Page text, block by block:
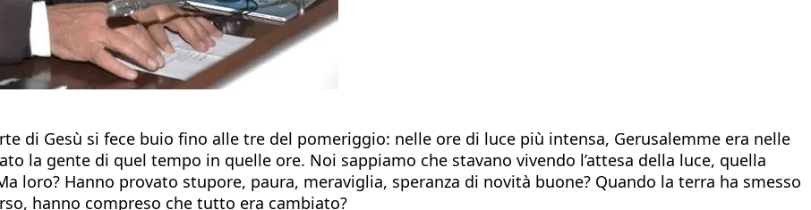
di Gesù si fece buio fino alle tre del pomeriggio: nelle ore di luce più intensa, Gerusalemme era nelle
la gente di quel tempo in quelle ore. Noi sappiamo che stavano vivendo l’attesa della luce, quella
loro? Hanno provato stupore, paura, meraviglia, speranza di novità buone? Quando la terra ha smesso
hanno compreso che tutto era cambiato?